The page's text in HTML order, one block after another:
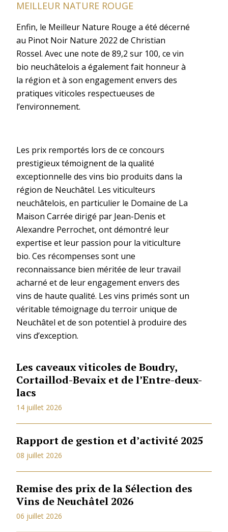
MEILLEUR NATURE ROUGE
Enfin, le Meilleur Nature Rouge a été décerné
au Pinot Noir Nature 2022 de Christian
Rossel. Avec une note de 89,2 sur 100, ce vin
bio neuchâtelois a également fait honneur à
la région et à son engagement envers des
pratiques viticoles respectueuses de
l’environnement.
Les prix remportés lors de ce concours
prestigieux témoignent de la qualité
exceptionnelle des vins bio produits dans la
région de Neuchâtel. Les viticulteurs
neuchâtelois, en particulier le Domaine de La
Maison Carrée dirigé par Jean-Denis et
Alexandre Perrochet, ont démontré leur
expertise et leur passion pour la viticulture
bio. Ces récompenses sont une
reconnaissance bien méritée de leur travail
acharné et de leur engagement envers des
vins de haute qualité. Les vins primés sont un
véritable témoignage du terroir unique de
Neuchâtel et de son potentiel à produire des
vins d’exception.
Les caveaux viticoles de Boudry,
Cortaillod-Bevaix et de l’Entre-deux-
lacs
14 juillet 2026
Rapport de gestion et d’activité 2025
08 juillet 2026
Remise des prix de la Sélection des
Vins de Neuchâtel 2026
06 juillet 2026